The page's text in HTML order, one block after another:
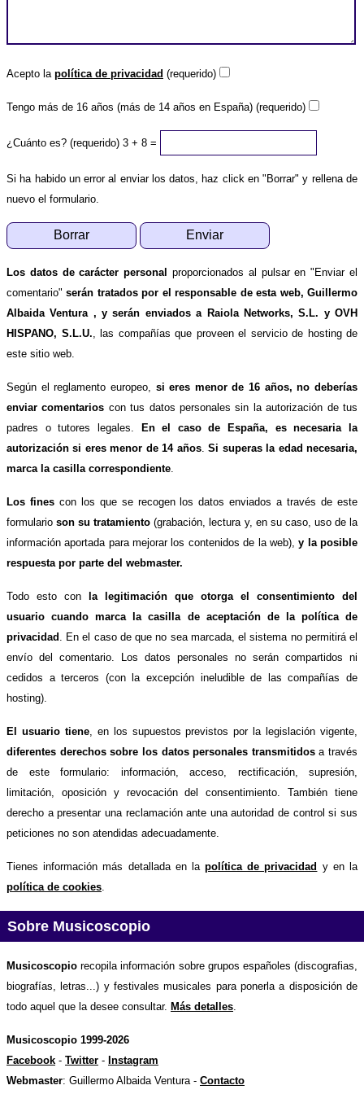
Acepto la política de privacidad (requerido)
Tengo más de 16 años (más de 14 años en España) (requerido)
¿Cuánto es? (requerido) 3 + 8 =
Si ha habido un error al enviar los datos, haz click en "Borrar" y rellena de
nuevo el formulario.
Los datos de carácter personal
proporcionados al pulsar en "Enviar el
comentario"serán tratados por el responsable de esta web, Guillermo
Albaida Ventura , y serán enviados a Raiola Networks, S.L. y OVH
HISPANO, S.L.U. , las compañías que proveen el servicio de hosting de
este sitio web.
Según el reglamento europeo, si eres menor de 16 años, no deberías
enviar comentarios con tus datos personales sin la autorización de tus
padres o tutores legales.
En el caso de España, es necesaria la
autorización si eres menor de 14 años.Si superas la edad necesaria,
marca la casilla correspondiente
Los finescon los que se recogen los datos enviados a través de este
formularioson su tratamiento (grabación, lectura y, en su caso, uso de la
información aportada para mejorar los contenidos de la web),y la posible
respuesta por parte del webmaster.
Todo esto con
la legitimación que otorga el consentimiento del
usuario cuando marca la casilla de aceptación de la política de
privacidad
. En el caso de que no sea marcada, el sistema no permitirá el
envío del comentario. Los datos personales no serán compartidos ni
cedidos a terceros (con la excepción ineludible de las compañías de
hosting).
El usuario tiene, en los supuestos previstos por la legislación vigente,
diferentes derechos sobre los datos personales transmitidosa través
de este formulario: información, acceso, rectificación, supresión,
limitación, oposición y revocación del consentimiento. También tiene
derecho a presentar una reclamación ante una autoridad de control si sus
peticiones no son atendidas adecuadamente.
Tienes información más detallada en lapolítica de privacidad y en la
política de cookies
Sobre Musicoscopio
Musicoscopio recopila información sobre grupos españoles (discografias,
biografías, letras...) y festivales musicales para ponerla a disposición de
todo aquel que la desee consultar. Más detalles.
Musicoscopio 1999-2026
Facebook - Twitter - Instagram
Webmaster: Guillermo Albaida Ventura - Contacto